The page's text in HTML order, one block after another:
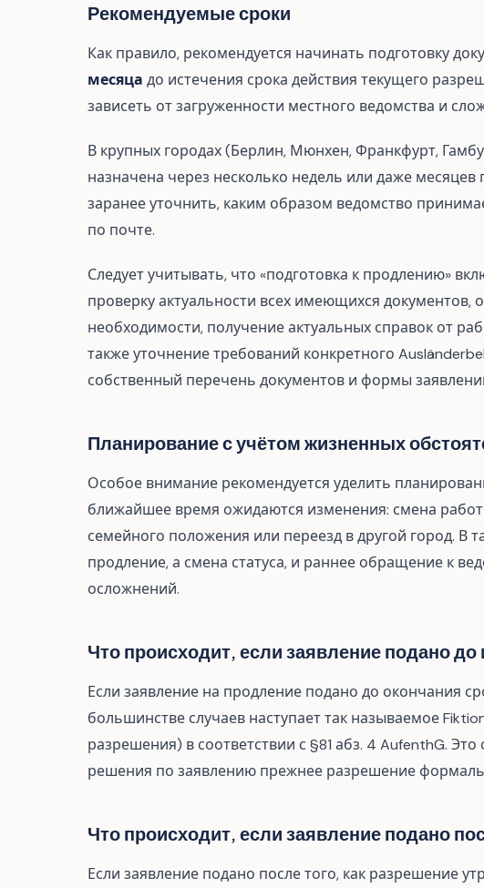
Рекомендуемые сроки
Как правило, рекомендуется начинать подготовку
месяца до истечения срока действия текущего
зависеть от загруженности местного ведомства и
В крупных городах (Берлин, Мюнхен, Франкфурт,
назначена через несколько недель или даже
заранее уточнить, каким образом ведомство
по почте.
Следует учитывать, что «подготовка к продлению»
проверку актуальности всех имеющихся документов,
необходимости, получение актуальных справок от
также уточнение требований конкретного
собственный перечень документов и формы
Планирование с учётом жизненных
Особое внимание рекомендуется уделить
ближайшее время ожидаются изменения: смена
семейного положения или переезд в другой город. В
продление, а смена статуса, и раннее обращение к
осложнений.
Что происходит, если заявление подано до
Если заявление на продление подано до окончания
большинстве случаев наступает так называемое
разрешения) в соответствии с §81 абз. 4 AufenthG.
решения по заявлению прежнее разрешение
Что происходит, если заявление подано
Если заявление подано после того, как разрешение